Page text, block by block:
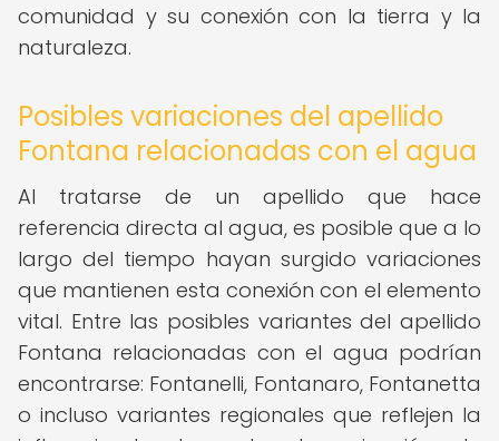
comunidad y su conexión con la tierra y la
naturaleza.
Posibles variaciones del apellido
Fontana relacionadas con el agua
Al tratarse de un apellido que hace
referencia directa al agua, es posible que a lo
largo del tiempo hayan surgido variaciones
que mantienen esta conexión con el elemento
vital. Entre las posibles variantes del apellido
Fontana relacionadas con el agua podrían
encontrarse: Fontanelli, Fontanaro, Fontanetta
o incluso variantes regionales que reflejen la